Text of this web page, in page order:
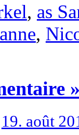
, as
,
19. août